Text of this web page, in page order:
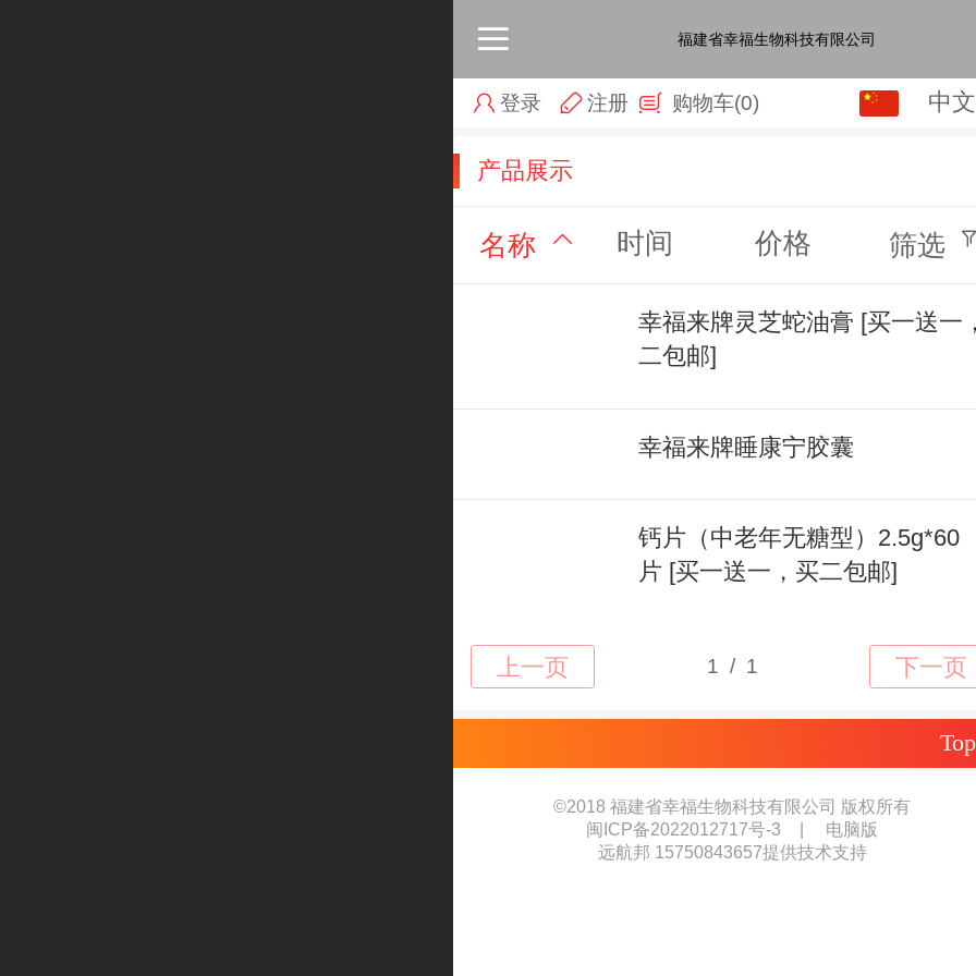
福建省幸福生物科技有限公司
登录 注册 购物车(0) 中文
中文
产品展示
名称 时间 价格 筛选
幸福来牌灵芝蛇油膏 [买一送一
二包邮]
幸福来牌睡康宁胶囊
钙片（中老年无糖型）2.5g*60
片 [买一送一，买二包邮]
Top
©2018 福建省幸福生物科技有限公司 版权所有
闽ICP备2022012717号-3
电脑版
远航邦 15750843657提供技术支持